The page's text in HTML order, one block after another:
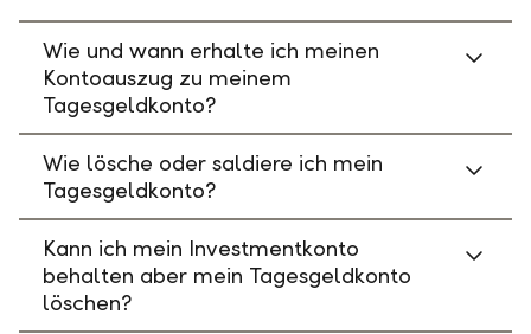
Wie und wann erhalte ich meinen
Kontoauszug zu meinem
Tagesgeldkonto?
Wie lösche oder saldiere ich mein
Tagesgeldkonto?
Kann ich mein Investmentkonto
behalten aber mein Tagesgeldkonto
löschen?